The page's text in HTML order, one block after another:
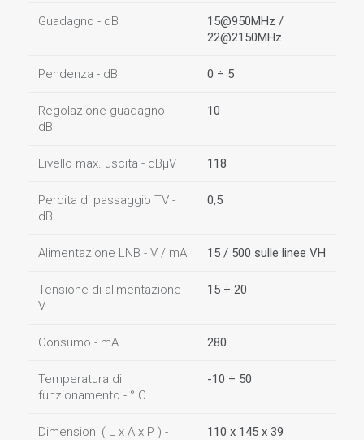
Guadagno - dB
15@950MHz /
22@2150MHz
Pendenza - dB 0 ÷ 5
Regolazione guadagno -
dB
10
Livello max. uscita - dBµV 118
Perdita di passaggio TV -
dB
0,5
Alimentazione LNB - V / mA 15 / 500 sulle linee VH
Tensione di alimentazione -
V
15 ÷ 20
Consumo - mA 280
Temperatura di
funzionamento - ° C
-10 ÷ 50
Dimensioni ( L x A x P ) -
110 x 145 x 39